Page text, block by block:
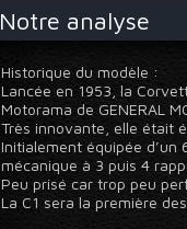
Notre analyse
Historique du modèle :
Lancée en 1953, la
Motorama de GENERAL
Très innovante, elle était
Initialement équipée d’un
mécanique à 3 puis 4
Peu prisé car trop peu
La C1 sera la première